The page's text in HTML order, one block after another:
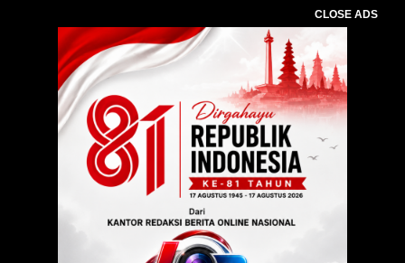
CLOSE ADS